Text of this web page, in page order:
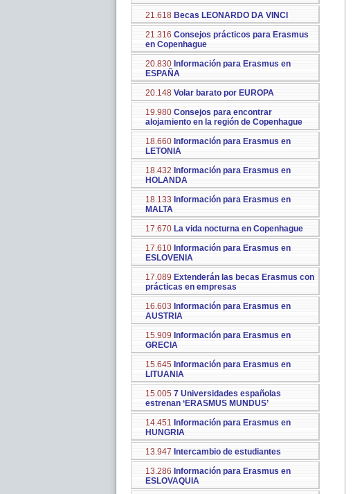
21.618 Becas LEONARDO DA VINCI
21.316 Consejos prácticos para Erasmus
en Copenhague
20.830 Información para Erasmus en
ESPAÑA
20.148 Volar barato por EUROPA
19.980 Consejos para encontrar
alojamiento en la región de Copenhague
18.660 Información para Erasmus en
LETONIA
18.432 Información para Erasmus en
HOLANDA
18.133 Información para Erasmus en
MALTA
17.670 La vida nocturna en Copenhague
17.610 Información para Erasmus en
ESLOVENIA
17.089 Extenderán las becas Erasmus con
prácticas en empresas
16.603 Información para Erasmus en
AUSTRIA
15.909 Información para Erasmus en
GRECIA
15.645 Información para Erasmus en
LITUANIA
15.005 7 Universidades españolas
estrenan ‘ERASMUS MUNDUS’
14.451 Información para Erasmus en
HUNGRIA
13.947 Intercambio de estudiantes
13.286 Información para Erasmus en
ESLOVAQUIA